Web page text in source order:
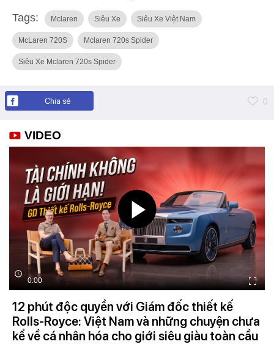
Tags: Mclaren Siêu Xe Siêu Xe Việt Nam
McLaren 720S Mclaren 720s Spider
Siêu Xe Mclaren 720s Spider
Chia sẻ 0
VIDEO
0:00
12 phút độc quyền với Giám đốc thiết kế
Rolls-Royce: Việt Nam và những chuyện chưa
kể về cá nhân hóa cho giới siêu giàu toàn cầu